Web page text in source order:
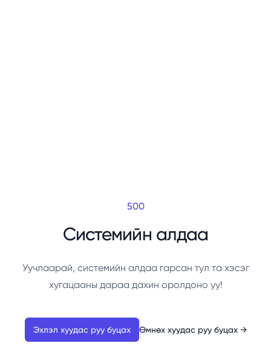
500
Системийн алдаа
Уучлаарай, системийн алдаа гарсан тул та хэсэг
хугацааны дараа дахин оролдоно уу!
Эхлэл хуудас руу буцах Өмнөх хуудас руу буцах →